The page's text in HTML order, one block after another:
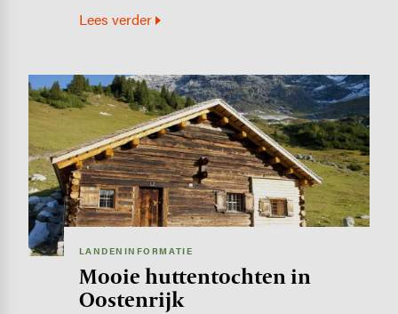
Lees verder
Image
LANDENINFORMATIE
Mooie huttentochten in
Oostenrijk